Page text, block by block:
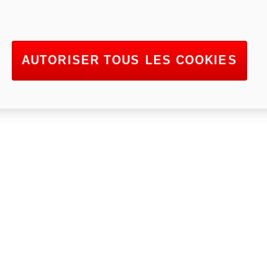
AUTORISER TOUS LES COOKIES